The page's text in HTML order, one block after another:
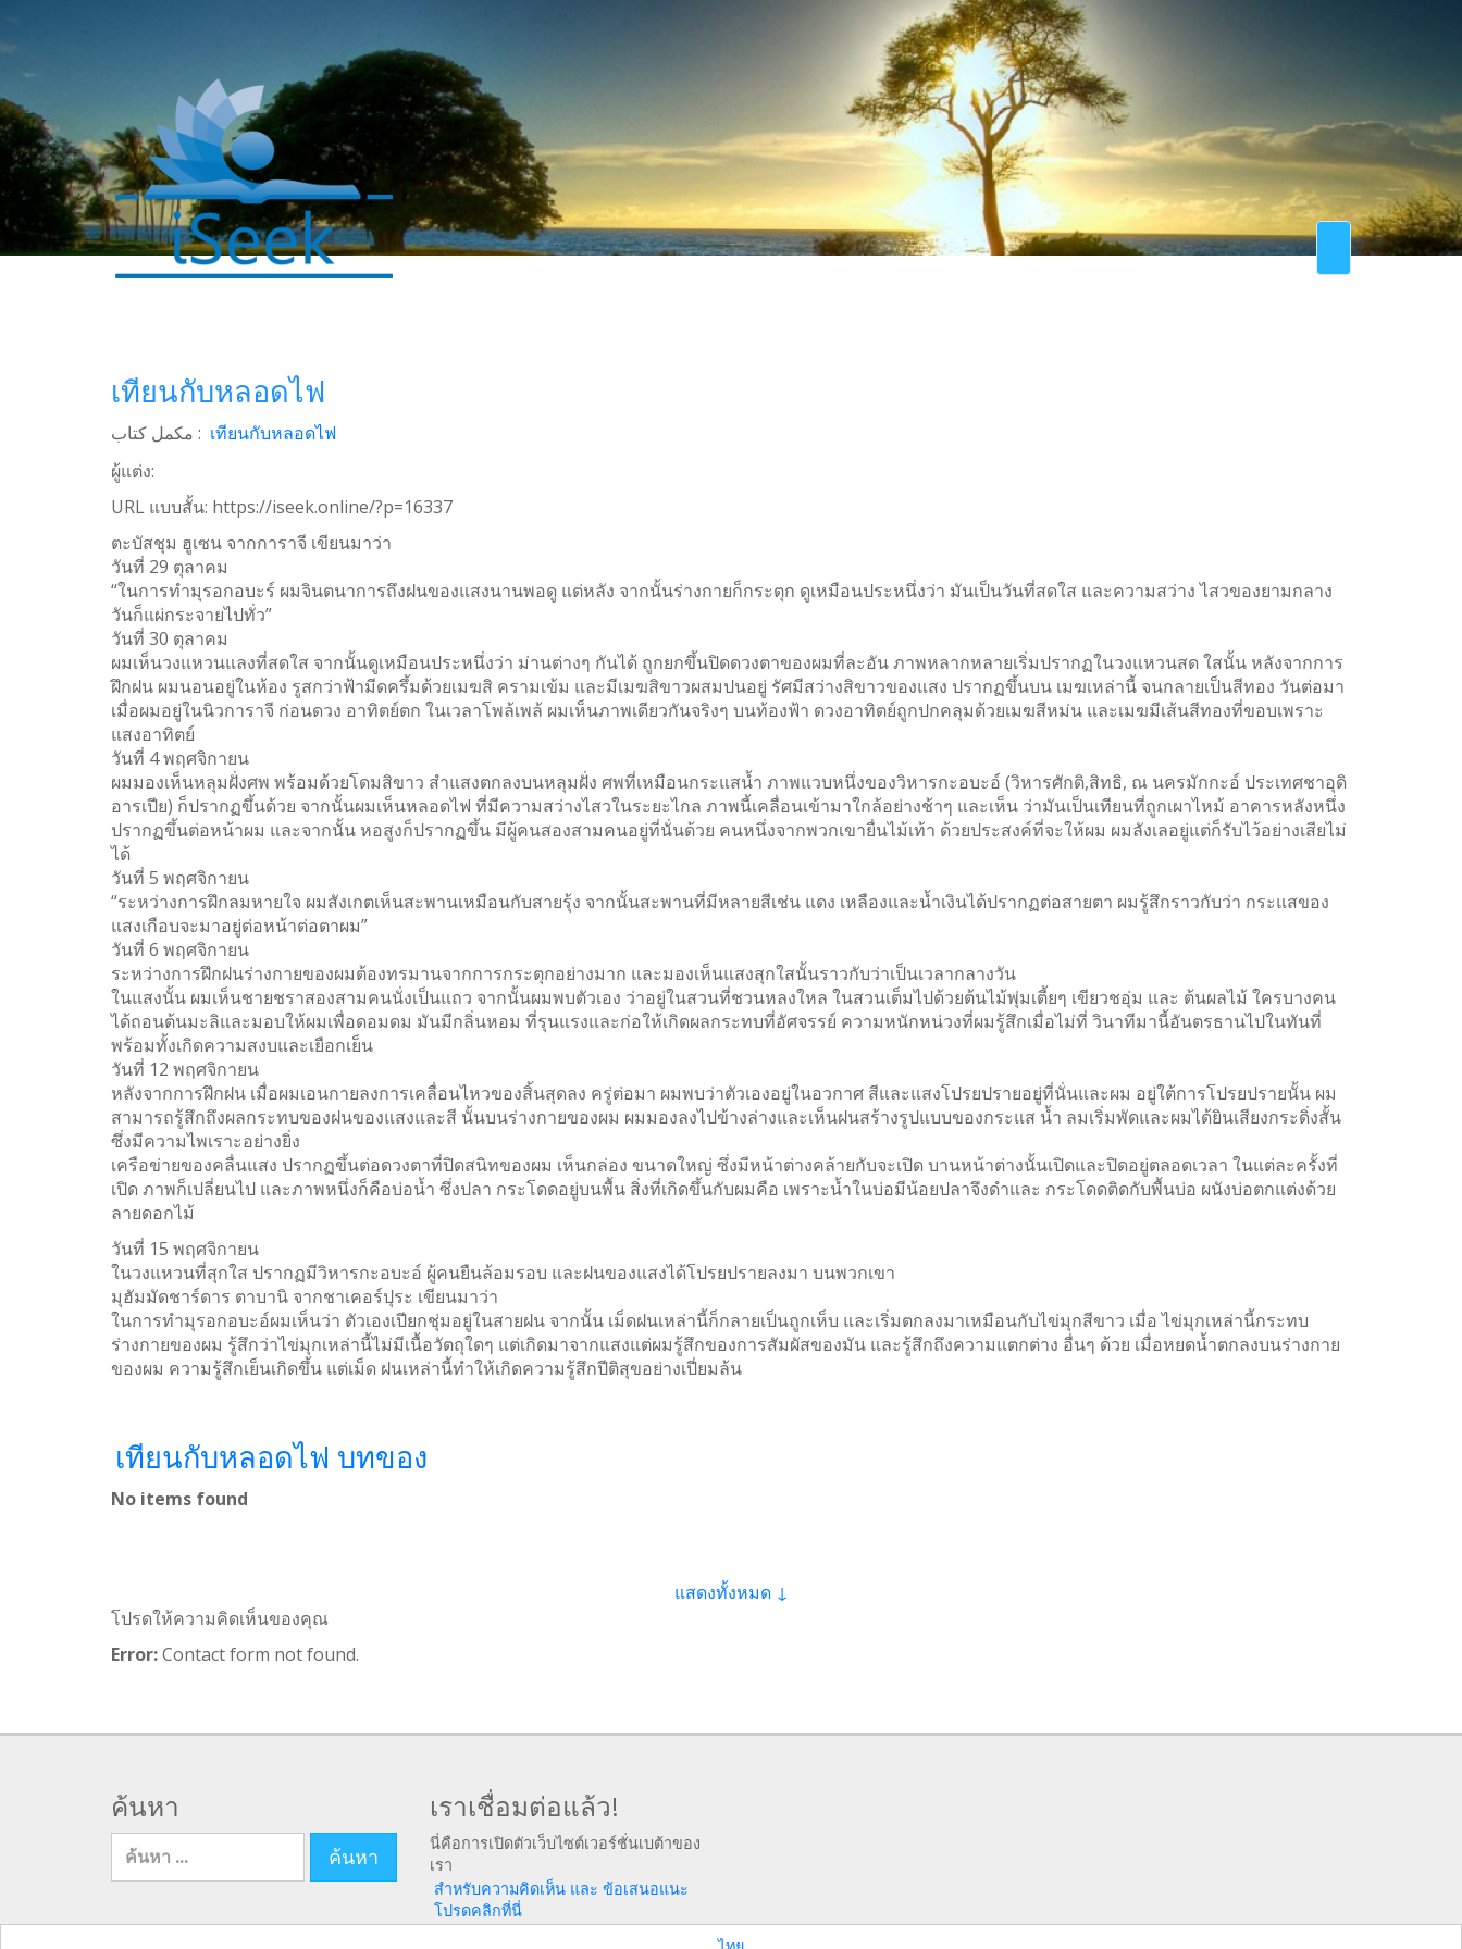
เทียนกับหลอดไฟ
مکمل کتاب : เทียนกับหลอดไฟ
ผู้แต่ง:
URL แบบสั้น: https://iseek.online/?p=16337
ตะบัสชุม ฮูเซน จากการาจี เขียนมาว่า
วันที่ 29 ตุลาคม
“ในการทำมุรอกอบะร์ ผมจินตนาการถึงฝนของแสงนานพอดู แต่หลัง จากนั้นร่างกายก็กระตุก ดูเหมือนประหนึ่งว่า มันเป็นวันที่สดใส และความสว่าง ไสวของยามกลาง
วันก็แผ่กระจายไปทั่ว”
วันที่ 30 ตุลาคม
ผมเห็นวงแหวนแลงที่สดใส จากนั้นดูเหมือนประหนึ่งว่า ม่านต่างๆ กันได้ ถูกยกขึ้นปิดดวงตาของผมที่ละอัน ภาพหลากหลายเริ่มปรากฏในวงแหวนสด ใสนั้น หลังจากการ
ฝึกฝน ผมนอนอยู่ในห้อง รูสกว่าฟ้ามีดครึ้มด้วยเมฆสิ ครามเข้ม และมีเมฆสิขาวผสมปนอยู่ รัศมีสว่างสิขาวของแสง ปรากฏขึ้นบน เมฆเหล่านี้ จนกลายเป็นสีทอง วันต่อมา
เมื่อผมอยู่ในนิวการาจี ก่อนดวง อาทิตย์ตก ในเวลาโพล้เพล้ ผมเห็นภาพเดียวกันจริงๆ บนท้องฟ้า ดวงอาทิตย์ถูกปกคลุมด้วยเมฆสีหม่น และเมฆมีเส้นสีทองที่ขอบเพราะ
แสงอาทิตย์
วันที่ 4 พฤศจิกายน
ผมมองเห็นหลุมฝั่งศพ พร้อมด้วยโดมสิขาว สำแสงตกลงบนหลุมฝั่ง ศพที่เหมือนกระแสน้ำ ภาพแวบหนึ่งของวิหารกะอบะอ์ (วิหารศักดิ,สิทธิ, ณ นครมักกะอ์ ประเทศชาอุดิ
อารเปีย) ก็ปรากฏขึ้นด้วย จากนั้นผมเห็นหลอดไฟ ที่มีความสว่างไสวในระยะไกล ภาพนี้เคลื่อนเข้ามาใกล้อย่างช้าๆ และเห็น ว่ามันเป็นเทียนที่ถูกเผาไหม้ อาคารหลังหนึ่ง
ปรากฏขึ้นต่อหน้าผม และจากนั้น หอสูงก็ปรากฏขึ้น มีผู้คนสองสามคนอยู่ที่นั่นด้วย คนหนึ่งจากพวกเขายื่นไม้เท้า ด้วยประสงค์ที่จะให้ผม ผมลังเลอยู่แต่ก็รับไว้อย่างเสียไม่
ได้
วันที่ 5 พฤศจิกายน
“ระหว่างการฝึกลมหายใจ ผมสังเกตเห็นสะพานเหมือนกับสายรุ้ง จากนั้นสะพานที่มีหลายสีเช่น แดง เหลืองและน้ำเงินได้ปรากฏต่อสายตา ผมรู้สึกราวกับว่า กระแสของ
แสงเกือบจะมาอยู่ต่อหน้าต่อตาผม”
วันที่ 6 พฤศจิกายน
ระหว่างการฝึกฝนร่างกายของผมต้องทรมานจากการกระตุกอย่างมาก และมองเห็นแสงสุกใสนั้นราวกับว่าเป็นเวลากลางวัน
ในแสงนั้น ผมเห็นชายชราสองสามคนนั่งเป็นแถว จากนั้นผมพบตัวเอง ว่าอยู่ในสวนที่ชวนหลงใหล ในสวนเต็มไปด้วยต้นไม้พุ่มเตี้ยๆ เขียวชอุ่ม และ ต้นผลไม้ ใครบางคน
ได้ถอนต้นมะลิและมอบให้ผมเพื่อดอมดม มันมีกลิ่นหอม ที่รุนแรงและก่อให้เกิดผลกระทบที่อัศจรรย์ ความหนักหน่วงที่ผมรู้สึกเมื่อไม่ที่ วินาทีมานี้อันตรธานไปในทันที่
พร้อมทั้งเกิดความสงบและเยือกเย็น
วันที่ 12 พฤศจิกายน
หลังจากการฝึกฝน เมื่อผมเอนกายลงการเคลื่อนไหวของสิ้นสุดลง ครู่ต่อมา ผมพบว่าตัวเองอยู่ในอวกาศ สีและแสงโปรยปรายอยู่ที่นั่นและผม อยู่ใต้การโปรยปรายนั้น ผม
สามารถรู้สึกถึงผลกระทบของฝนของแสงและสี นั้นบนร่างกายของผม ผมมองลงไปข้างล่างและเห็นฝนสร้างรูปแบบของกระแส น้ำ ลมเริ่มพัดและผมได้ยินเสียงกระดิ่งสั้น
ซึ่งมีความไพเราะอย่างยิ่ง
เครือข่ายของคลื่นแสง ปรากฏขึ้นต่อดวงตาที่ปิดสนิทของผม เห็นกล่อง ขนาดใหญ่ ซึ่งมีหน้าต่างคล้ายกับจะเปิด บานหน้าต่างนั้นเปิดและปิดอยู่ตลอดเวลา ในแต่ละครั้งที่
เปิด ภาพก็เปลี่ยนไป และภาพหนึ่งก็คือบ่อน้ำ ซึ่งปลา กระโดดอยู่บนพื้น สิ่งที่เกิดขึ้นกับผมคือ เพราะน้ำในบ่อมีน้อยปลาจึงดำและ กระโดดติดกับพื้นบ่อ ผนังบ่อตกแต่งด้วย
ลายดอกไม้
วันที่ 15 พฤศจิกายน
ในวงแหวนที่สุกใส ปรากฏมีวิหารกะอบะอ์ ผู้คนยืนล้อมรอบ และฝนของแสงได้โปรยปรายลงมา บนพวกเขา
มุฮัมมัดชาร์ดาร ตาบานิ จากชาเคอร์ปุระ เขียนมาว่า
ในการทำมุรอกอบะอ์ผมเห็นว่า ตัวเองเปียกชุ่มอยู่ในสายฝน จากนั้น เม็ดฝนเหล่านี้ก็กลายเป็นถูกเห็บ และเริ่มตกลงมาเหมือนกับไข่มุกสีขาว เมื่อ ไข่มุกเหล่านี้กระทบ
ร่างกายของผม รู้สึกว่าไข่มุกเหล่านี้ไม่มีเนื้อวัตถุใดๆ แต่เกิดมาจากแสงแต่ผมรู้สึกของการสัมผัสของมัน และรู้สึกถึงความแตกต่าง อื่นๆ ด้วย เมื่อหยดน้ำตกลงบนร่างกาย
ของผม ความรู้สึกเย็นเกิดขึ้น แต่เม็ด ฝนเหล่านี้ทำให้เกิดความรู้สึกปีติสุขอย่างเปี่ยมล้น
เทียนกับหลอดไฟ บทของ
No items found
แสดงทั้งหมด ↓
โปรดให้ความคิดเห็นของคุณ
Error:Contact form not found.
ค้นหา เราเชื่อมต่อแล้ว!
นี่คือการเปิดตัวเว็บไซต์เวอร์ชั่นเบต้าของ
เรา
สำหรับความคิดเห็น และ ข้อเสนอแนะ
โปรดคลิกที่นี่
Facebook
WhatsApp